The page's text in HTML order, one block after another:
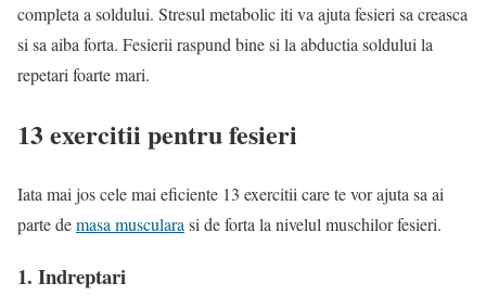
completa a soldului. Stresul metabolic iti va ajuta fesieri sa creasca
si sa aiba forta. Fesierii raspund bine si la abductia soldului la
repetari foarte mari.
13 exercitii pentru fesieri
Iata mai jos cele mai eficiente 13 exercitii care te vor ajuta sa ai
parte demasa musculara si de forta la nivelul muschilor fesieri.
1. Indreptari